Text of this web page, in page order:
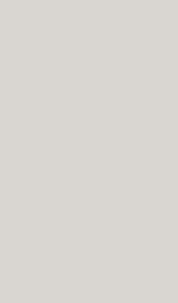
mese di Giugno 2013.
mese di Luglio 2013.
l’evoluzione
mese di Gennaio 2014.